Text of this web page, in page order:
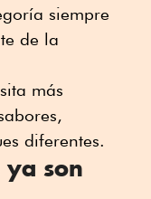
siempre
de la
más
diferentes.
ya son